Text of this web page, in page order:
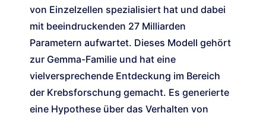
von Einzelzellen spezialisiert hat und dabei
mit beeindruckenden 27 Milliarden
Parametern aufwartet. Dieses Modell gehört
zur Gemma-Familie und hat eine
vielversprechende Entdeckung im Bereich
der Krebsforschung gemacht. Es generierte
eine Hypothese über das Verhalten von